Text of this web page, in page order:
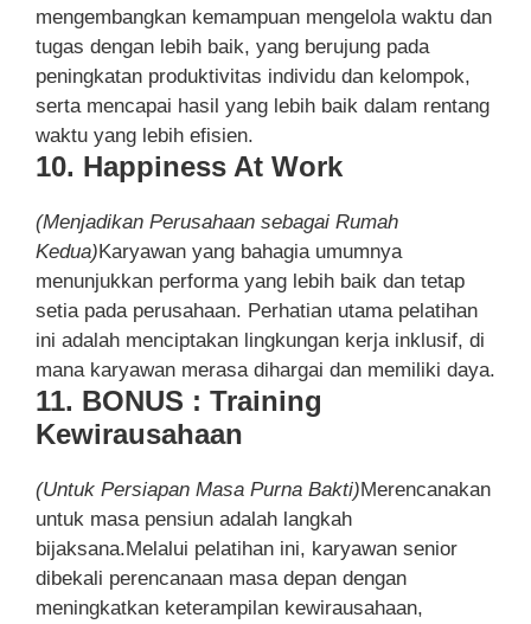
mengembangkan kemampuan mengelola waktu dan
tugas dengan lebih baik, yang berujung pada
peningkatan produktivitas individu dan kelompok,
serta mencapai hasil yang lebih baik dalam rentang
waktu yang lebih efisien.
10. Happiness At Work
(Menjadikan Perusahaan sebagai Rumah
Kedua)Karyawan yang bahagia umumnya
menunjukkan performa yang lebih baik dan tetap
setia pada perusahaan. Perhatian utama pelatihan
ini adalah menciptakan lingkungan kerja inklusif, di
mana karyawan merasa dihargai dan memiliki daya.
11. BONUS : Training
Kewirausahaan
(Untuk Persiapan Masa Purna Bakti)Merencanakan
untuk masa pensiun adalah langkah
bijaksana.Melalui pelatihan ini, karyawan senior
dibekali perencanaan masa depan dengan
meningkatkan keterampilan kewirausahaan,